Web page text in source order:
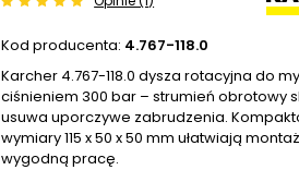
Kod producenta: 4.767-118.0
Karcher 4.767-118.0 dysza rotacyjna do
ciśnieniem 300 bar – strumień obrotowy
usuwa uporczywe zabrudzenia.
wymiary 115 x 50 x 50 mm ułatwiają
wygodną pracę.